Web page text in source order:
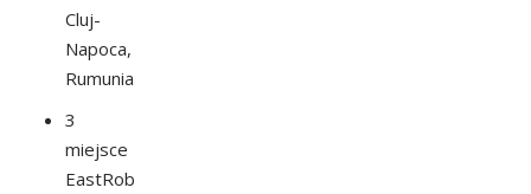
Cluj-
Napoca,
Rumunia
3
miejsce
EastRobo